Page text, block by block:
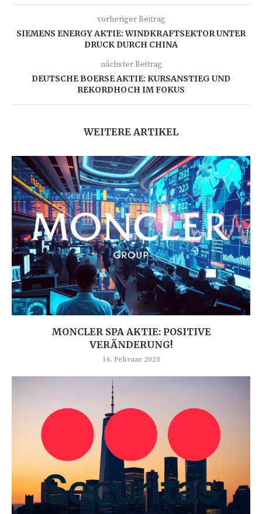
vorheriger Beitrag
SIEMENS ENERGY AKTIE: WINDKRAFTSEKTOR UNTER
DRUCK DURCH CHINA
nächster Beitrag
DEUTSCHE BOERSE AKTIE: KURSANSTIEG UND
REKORDHOCH IM FOKUS
WEITERE ARTIKEL
MONCLER SPA AKTIE: POSITIVE
VERÄNDERUNG!
16. Februar 2025